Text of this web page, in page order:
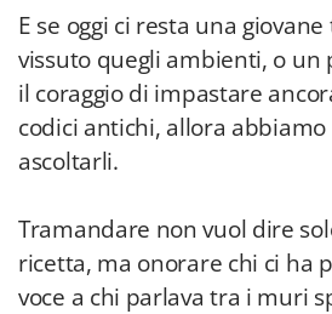
E se oggi ci resta una
vissuto quegli ambienti, o un
il coraggio di impastare
codici antichi, allora
ascoltarli.
Tramandare non vuol dire
ricetta, ma onorare chi ci ha
voce a chi parlava tra i muri